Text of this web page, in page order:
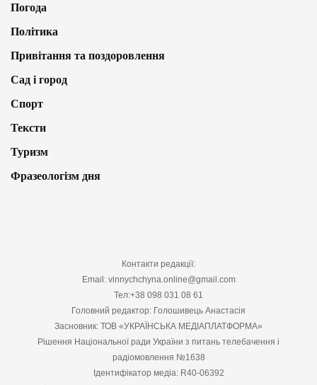
Погода
Політика
Привітання та поздоровлення
Сад і город
Спорт
Тексти
Туризм
Фразеологізм дня
Контакти редакції:
Email: vinnychchyna.online@gmail.com
Тел:+38 098 031 08 61
Головний редактор: Голошивець Анастасія
Засновник: ТОВ «УКРАЇНСЬКА МЕДІАПЛАТФОРМА»
Рішення Національної ради України з питань телебачення і
радіомовлення №1638
Ідентифікатор медіа: R40-06392